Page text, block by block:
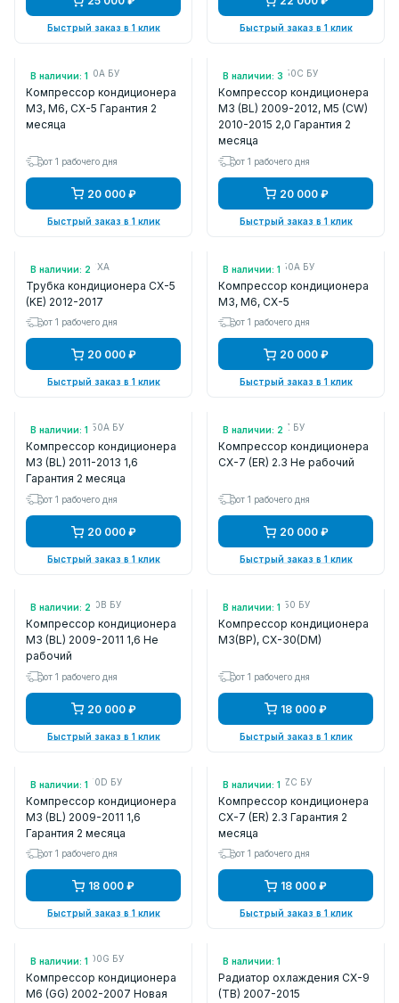
Быстрый заказ в 1 клик Быстрый заказ в 1 клик
В наличии: 1
Арт.: KF0161450A БУ
Компрессор кондиционера
M3, M6, CX-5 Гарантия 2
месяца
от 1 рабочего дня
20 000 ₽
Быстрый заказ в 1 клик
В наличии: 3
Арт.: BBM461450C БУ
Компрессор кондиционера
M3 (BL) 2009-2012, M5 (CW)
2010-2015 2,0 Гарантия 2
месяца
от 1 рабочего дня
20 000 ₽
Быстрый заказ в 1 клик
В наличии: 2
Арт.: KD456146XA
Трубка кондиционера CX-5
(KE) 2012-2017
от 1 рабочего дня
20 000 ₽
Быстрый заказ в 1 клик
В наличии: 1
Арт.: KD7761450A БУ
Компрессор кондиционера
M3, M6, CX-5
от 1 рабочего дня
20 000 ₽
Быстрый заказ в 1 клик
В наличии: 1
Арт.: B44D61450A БУ
Компрессор кондиционера
M3 (BL) 2011-2013 1,6
Гарантия 2 месяца
от 1 рабочего дня
20 000 ₽
Быстрый заказ в 1 клик
В наличии: 2
Арт.: E2Y16145Z БУ
Компрессор кондиционера
CX-7 (ER) 2.3 Не рабочий
от 1 рабочего дня
20 000 ₽
Быстрый заказ в 1 клик
В наличии: 2
Арт.: BBP261450B БУ
Компрессор кондиционера
M3 (BL) 2009-2011 1,6 Не
рабочий
от 1 рабочего дня
20 000 ₽
Быстрый заказ в 1 клик
В наличии: 1
Арт.: BDGF61450 БУ
Компрессор кондиционера
M3(BP), CX-30(DM)
от 1 рабочего дня
18 000 ₽
Быстрый заказ в 1 клик
В наличии: 1
Арт.: BBP261450D БУ
Компрессор кондиционера
M3 (BL) 2009-2011 1,6
Гарантия 2 месяца
от 1 рабочего дня
18 000 ₽
Быстрый заказ в 1 клик
В наличии: 1
Арт.: E2Y16145ZC БУ
Компрессор кондиционера
CX-7 (ER) 2.3 Гарантия 2
месяца
от 1 рабочего дня
18 000 ₽
Быстрый заказ в 1 клик
В наличии: 1
Арт.: GJ6A61K00G БУ
Компрессор кондиционера
M6 (GG) 2002-2007 Новая
В наличии: 1
Арт.: 33018501
Радиатор охлаждения CX-9
(TB) 2007-2015